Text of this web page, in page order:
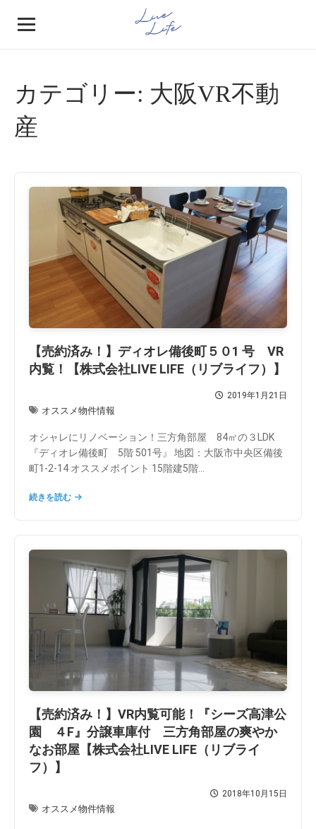
カテゴリー: 大阪VR不動
産
【売約済み！】ディオレ備後町５０1 号 VR
内覧！【株式会社LIVE LIFE（リブライフ）】
2019年1月21日
オススメ物件情報
オシャレにリノベーション！三方角部屋 84㎡の３LDK
『ディオレ備後町 5階 501号』 地図：大阪市中央区備後
町1-2-14 オススメポイント 15階建5階...
続きを読む
【売約済み！】VR内覧可能！『シーズ高津公
園 ４F』分譲車庫付 三方角部屋の爽やか
なお部屋【株式会社LIVE LIFE（リブライ
フ）】
2018年10月15日
オススメ物件情報